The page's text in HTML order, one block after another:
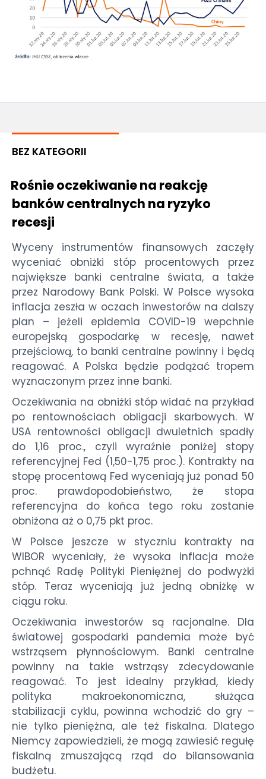
BEZ KATEGORII
Rośnie oczekiwanie na reakcję
banków centralnych na ryzyko
recesji
Wyceny instrumentów finansowych zaczęły
wyceniać obniżki stóp procentowych przez
największe banki centralne świata, a także
przez Narodowy Bank Polski. W Polsce wysoka
inflacja zeszła w oczach inwestorów na dalszy
plan – jeżeli epidemia COVID-19 wepchnie
europejską gospodarkę w recesję, nawet
przejściową, to banki centralne powinny i będą
reagować. A Polska będzie podążać tropem
wyznaczonym przez inne banki.
Oczekiwania na obniżki stóp widać na przykład
po rentownościach obligacji skarbowych. W
USA rentowności obligacji dwuletnich spadły
do 1,16 proc., czyli wyraźnie poniżej stopy
referencyjnej Fed (1,50-1,75 proc.). Kontrakty na
stopę procentową Fed wyceniają już ponad 50
proc. prawdopodobieństwo, że stopa
referencyjna do końca tego roku zostanie
obniżona aż o 0,75 pkt proc.
W Polsce jeszcze w styczniu kontrakty na
WIBOR wyceniały, że wysoka inflacja może
pchnąć Radę Polityki Pieniężnej do podwyżki
stóp. Teraz wyceniają już jedną obniżkę w
ciągu roku.
Oczekiwania inwestorów są racjonalne. Dla
światowej gospodarki pandemia może być
wstrząsem płynnościowym. Banki centralne
powinny na takie wstrząsy zdecydowanie
reagować. To jest idealny przykład, kiedy
polityka makroekonomiczna, służąca
stabilizacji cyklu, powinna wchodzić do gry –
nie tylko pieniężna, ale też fiskalna. Dlatego
Niemcy zapowiedzieli, że mogą zawiesić regułę
fiskalną zmuszającą rząd do bilansowania
budżetu.